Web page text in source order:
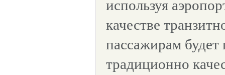
используя
качестве
пассажирам
традиционно